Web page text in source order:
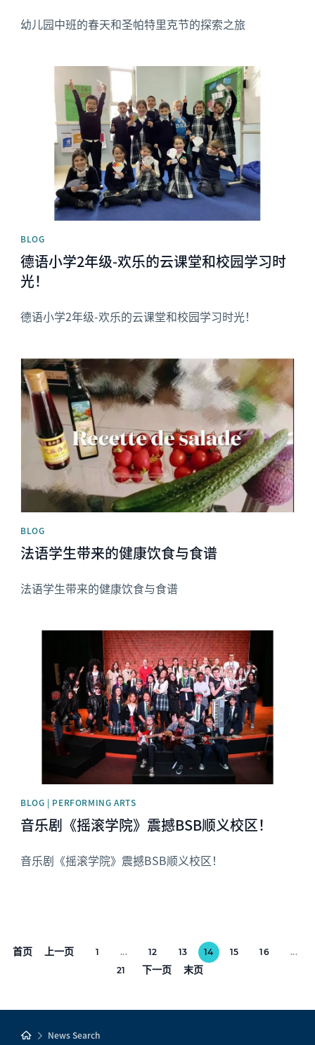
幼儿园中班的春天和圣帕特里克节的探索之旅
BLOG
德语小学2年级-欢乐的云课堂和校园学习时
光！
德语小学2年级-欢乐的云课堂和校园学习时光！
News image
BLOG
法语学生带来的健康饮食与食谱
法语学生带来的健康饮食与食谱
BLOG | PERFORMING ARTS
音乐剧《摇滚学院》震撼BSB顺义校区！
音乐剧《摇滚学院》震撼BSB顺义校区！
首页 上一页 1 ... 12 13 14 15 16
...
21
下一页 末页
News Search